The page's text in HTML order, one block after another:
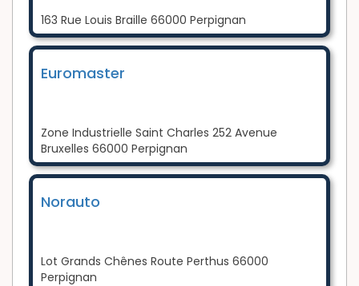
163 Rue Louis Braille 66000 Perpignan
Euromaster
Zone Industrielle Saint Charles 252 Avenue
Bruxelles 66000 Perpignan
Norauto
Lot Grands Chênes Route Perthus 66000
Perpignan